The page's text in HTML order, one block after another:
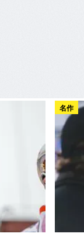
名作